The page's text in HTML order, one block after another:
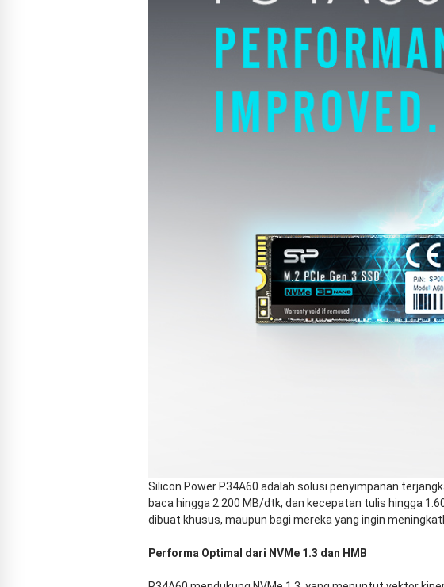
Silicon Power P34A60 adalah solusi penyimpanan
baca hingga 2.200 MB/dtk, dan kecepatan tulis hingga
dibuat khusus, maupun bagi mereka yang ingin
Performa Optimal dari NVMe 1.3 dan HMB